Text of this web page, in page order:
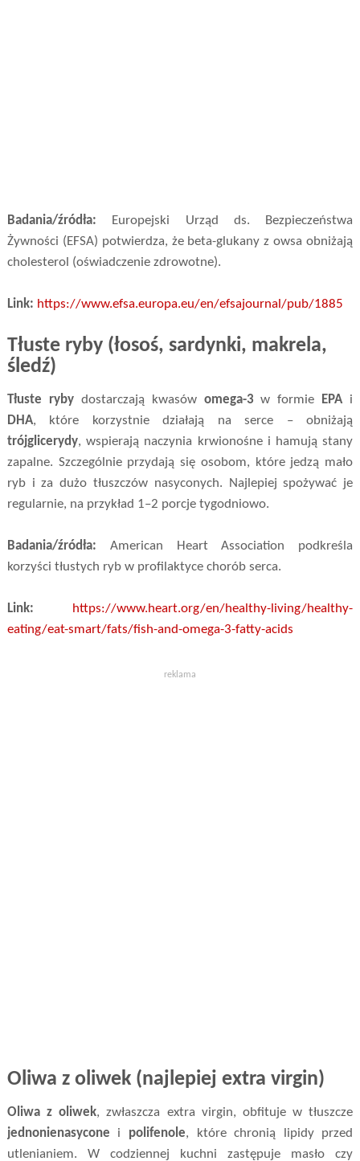
Badania/źródła: Europejski Urząd ds. Bezpieczeństwa
Żywności (EFSA) potwierdza, że beta-glukany z owsa obniżają
cholesterol (oświadczenie zdrowotne).
Link: https://www.efsa.europa.eu/en/efsajournal/pub/1885
Tłuste ryby (łosoś, sardynki, makrela,
śledź)
Tłuste rybydostarczają kwasów omega-3 w formie EPA i
DHA, które korzystnie działają na serce – obniżają
trójglicerydy, wspierają naczynia krwionośne i hamują stany
zapalne. Szczególnie przydają się osobom, które jedzą mało
ryb i za dużo tłuszczów nasyconych. Najlepiej spożywać je
regularnie, na przykład 1–2 porcje tygodniowo.
Badania/źródła: American Heart Association podkreśla
korzyści tłustych ryb w profilaktyce chorób serca.
Link:
https://www.heart.org/en/healthy-living/healthy-
eating/eat-smart/fats/fish-and-omega-3-fatty-acids
reklama
Oliwa z oliwek (najlepiej extra virgin)
Oliwa z oliwek, zwłaszcza extra virgin, obfituje w tłuszcze
jednonienasycone i polifenole, które chronią lipidy przed
utlenianiem. W codziennej kuchni zastępuje masło czy